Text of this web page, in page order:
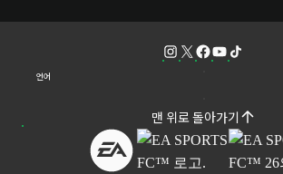
언어
맨 위로 돌아가기